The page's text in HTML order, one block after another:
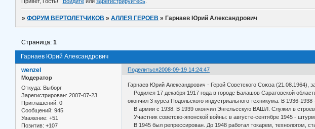
»ФОРУМ ВЕРТОЛЕТЧИКОВ »АЛЛЕЯ ГЕРОЕВ » Гарнаев Юрий Александрович
Гарнаев Юрий Александрович
Страница:1
Поделиться2008-09-19 14:24:47
wenzel
Модератор
Откуда: Выборг
Зарегистрирован: 2007-07-23
Приглашений: 0
Сообщений: 945
Уважение: +51
Позитив: +107
Гарнаев Юрий Александрович - Герой Советского Союза (21.08.1964),
Родился 17 декабря 1917 года в городе Балашов Саратовской
окончил 3 курса Подольского индустриального техникума. В 1936-
В армии с 1938. В 1939 окончил Энгельсскую ВАШЛ. Служил в
Участник советско-японской войны: в августе-сентябре 1945 -
В 1945 был репрессирован. До 1948 работал токарем, технологом,